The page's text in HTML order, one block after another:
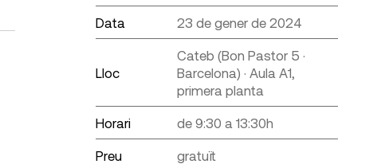
Data 23 de gener de 2024
Lloc
Cateb (Bon Pastor 5 ·
Barcelona) · Aula A1,
primera planta
Horari de 9:30 a 13:30h
Preu gratuït